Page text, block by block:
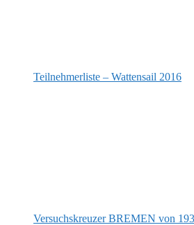
Teilnehmerliste – Wattensail 2016
Versuchskreuzer BREMEN von